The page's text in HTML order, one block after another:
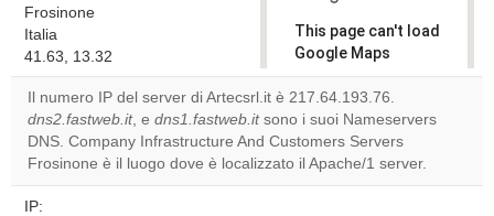
Frosinone
Italia
41.63, 13.32
This page can't load
Google Maps
correctly.
Do you
own this
website?
Il numero IP del server di Artecsrl.it è 217.64.193.76.
dns2.fastweb.it, e dns1.fastweb.itsono i suoi Nameservers
DNS. Company Infrastructure And Customers Servers
Frosinone è il luogo dove è localizzato il Apache/1 server.
IP: